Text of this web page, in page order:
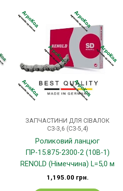
ЗАПЧАСТИНИ ДЛЯ СІВАЛОК
СЗ-3,6 (СЗ-5,4)
Роликовий ланцюг
ПР-15.875-2300-2 (10B-1)
RENOLD (Німеччина) L=5,0 м
1,195.00 грн.